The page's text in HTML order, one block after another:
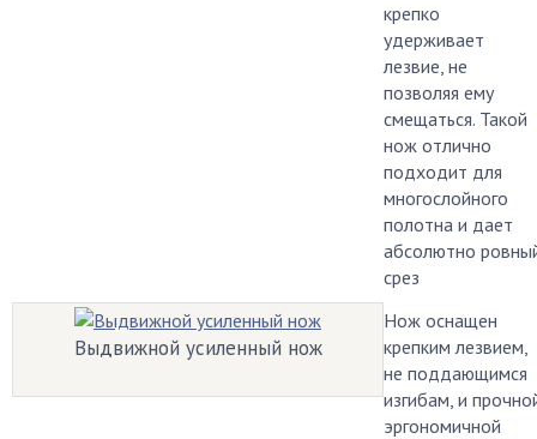
крепко
удерживает
лезвие, не
позволяя ему
смещаться. Такой
нож отлично
подходит для
многослойного
полотна и дает
абсолютно
срез
Выдвижной усиленный нож
Нож оснащен
крепким лезвием,
не поддающимся
изгибам, и
эргономичной